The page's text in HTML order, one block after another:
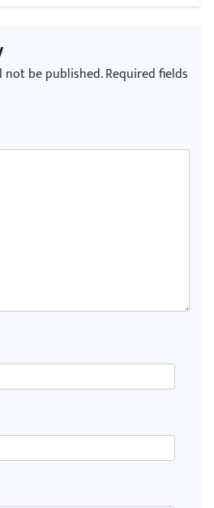
not be published.Required fields